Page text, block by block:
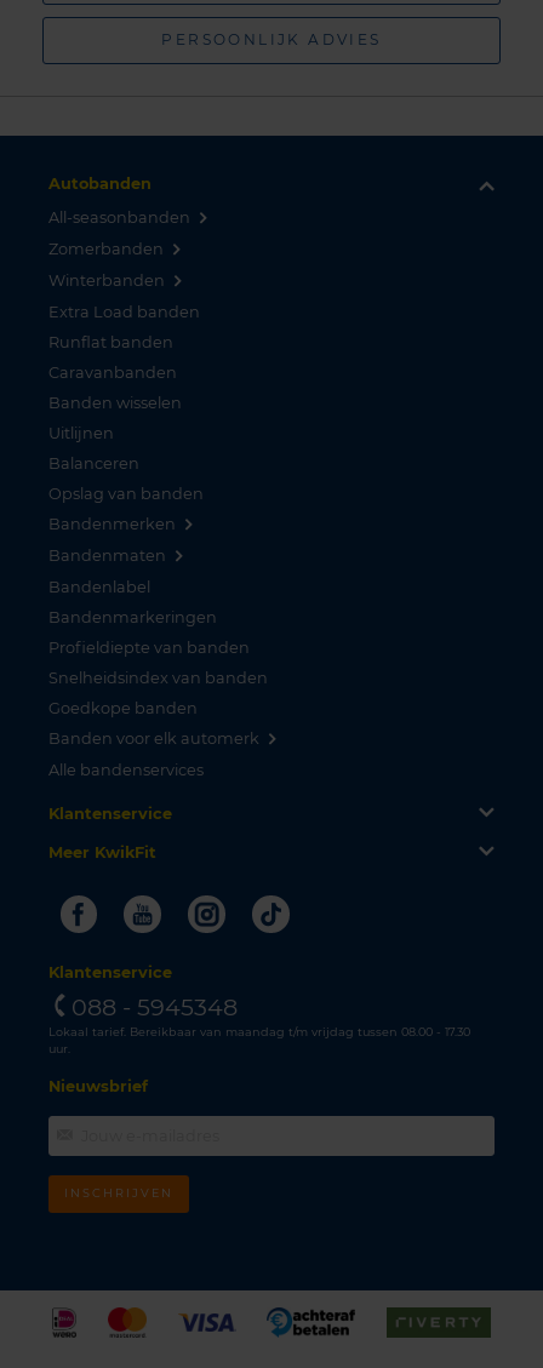
PERSOONLIJK ADVIES
Autobanden
All-seasonbanden
Zomerbanden
Winterbanden
Extra Load banden
Runflat banden
Caravanbanden
Banden wisselen
Uitlijnen
Balanceren
Opslag van banden
Bandenmerken
Bandenmaten
Bandenlabel
Bandenmarkeringen
Profieldiepte van banden
Snelheidsindex van banden
Goedkope banden
Banden voor elk automerk
Alle bandenservices
Klantenservice
Meer KwikFit
FacebookYoutubeInstagram
Tiktok
Klantenservice
088 - 5945348
Lokaal tarief. Bereikbaar van maandag t/m vrijdag tussen 08.00 - 17.30
uur.
Nieuwsbrief
INSCHRIJVEN